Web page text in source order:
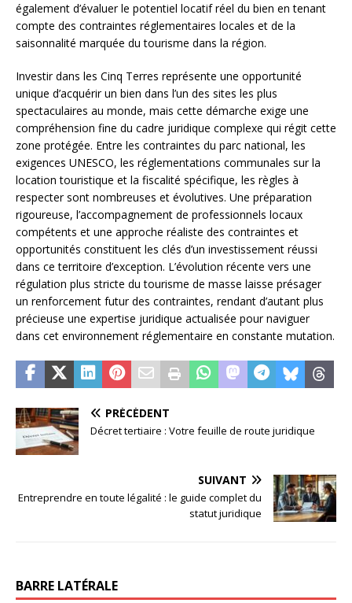
également d’évaluer le potentiel locatif réel du bien en tenant
compte des contraintes réglementaires locales et de la
saisonnalité marquée du tourisme dans la région.
Investir dans les Cinq Terres représente une opportunité
unique d’acquérir un bien dans l’un des sites les plus
spectaculaires au monde, mais cette démarche exige une
compréhension fine du cadre juridique complexe qui régit cette
zone protégée. Entre les contraintes du parc national, les
exigences UNESCO, les réglementations communales sur la
location touristique et la fiscalité spécifique, les règles à
respecter sont nombreuses et évolutives. Une préparation
rigoureuse, l’accompagnement de professionnels locaux
compétents et une approche réaliste des contraintes et
opportunités constituent les clés d’un investissement réussi
dans ce territoire d’exception. L’évolution récente vers une
régulation plus stricte du tourisme de masse laisse présager
un renforcement futur des contraintes, rendant d’autant plus
précieuse une expertise juridique actualisée pour naviguer
dans cet environnement réglementaire en constante mutation.
PRÉCÉDENT
Décret tertiaire : Votre feuille de route juridique
SUIVANT
Entreprendre en toute légalité : le guide complet du
statut juridique
BARRE LATÉRALE